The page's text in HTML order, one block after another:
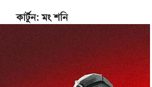
কার্টুন: মং শনি